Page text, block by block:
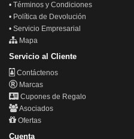
• Términos y Condiciones
• Política de Devolución
• Servicio Empresarial
Mapa
Servicio al Cliente
Contáctenos
Marcas
Cupones de Regalo
Asociados
Ofertas
Cuenta